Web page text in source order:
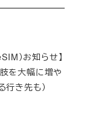
）お知らせ】
を大幅に増や
行き先も）